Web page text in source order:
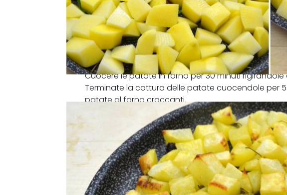
Cuocere le patate in forno per 30 minuti
Terminate la cottura delle patate cuocendole per
patate al forno croccanti.